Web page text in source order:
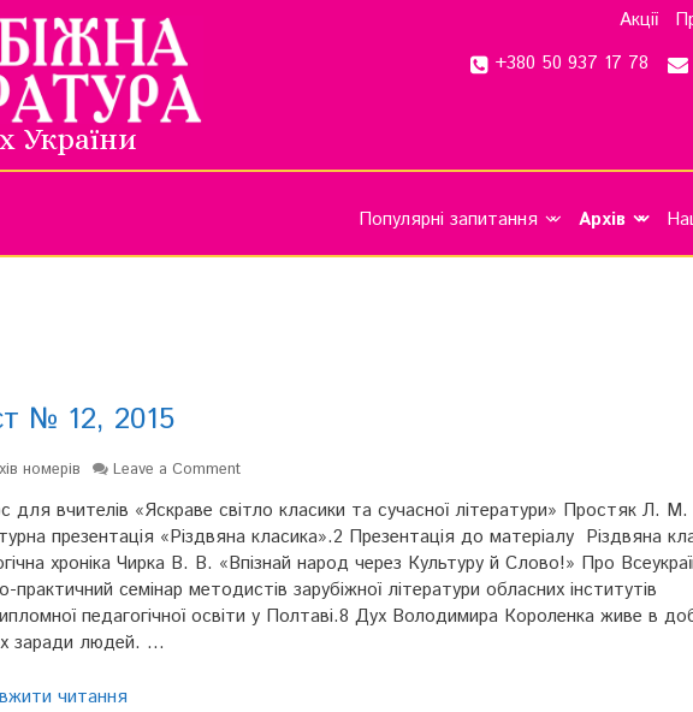
України
Акції
+380 50 937 17 78
Популярні запитання Архів
№ 12, 2015
номерів Leave a Comment
для вчителів «Яскраве світло класики та сучасної літератури» Простяк Л. М.
презентація «Різдвяна класика».2 Презентація до матеріалу Різдвяна
хроніка Чирка В. В. «Впізнай народ через Культуру й Слово!» Про
практичний семінар методистів зарубіжної літератури обласних інститутів
педагогічної освіти у Полтаві.8 Дух Володимира Короленка живе в
заради людей. …
читання